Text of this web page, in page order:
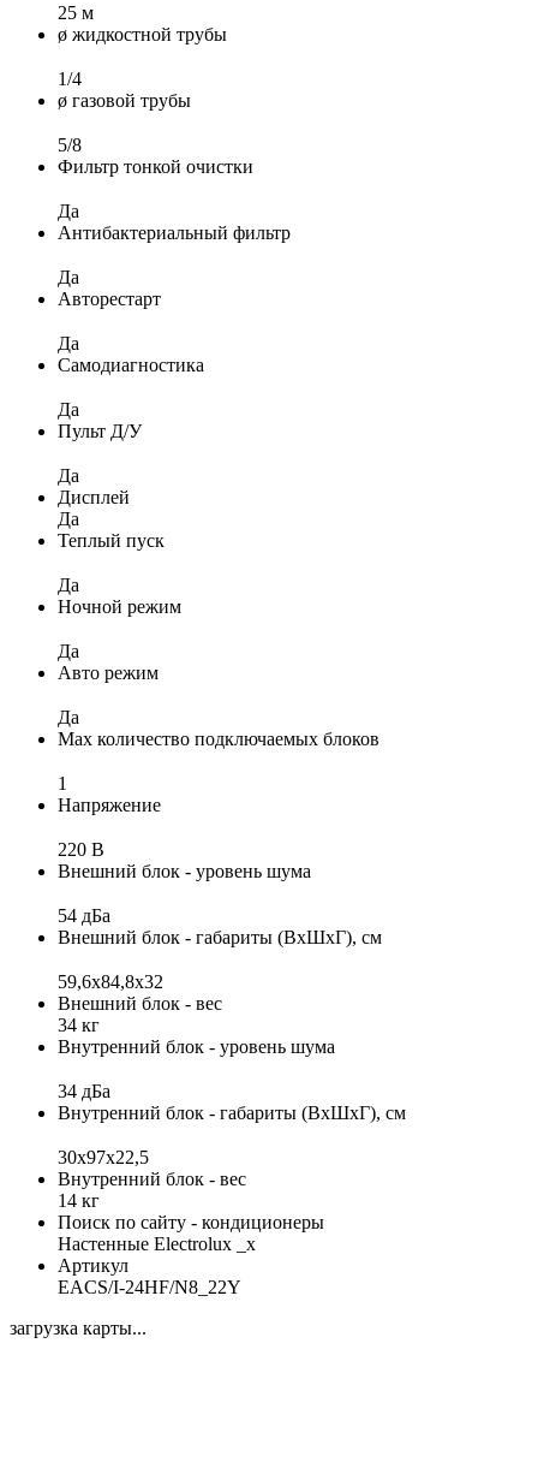
25 м
ø жидкостной трубы
1/4
ø газовой трубы
5/8
Фильтр тонкой очистки
Да
Антибактериальный фильтр
Да
Авторестарт
Да
Самодиагностика
Да
Пульт Д/У
Да
Дисплей
Да
Теплый пуск
Да
Ночной режим
Да
Авто режим
Да
Max количество подключаемых блоков
1
Напряжение
220 В
Внешний блок - уровень шума
54 дБа
Внешний блок - габариты (ВхШхГ), см
59,6x84,8x32
Внешний блок - вес
34 кг
Внутренний блок - уровень шума
34 дБа
Внутренний блок - габариты (ВхШхГ), см
30х97х22,5
Внутренний блок - вес
14 кг
Поиск по сайту - кондиционеры
Настенные Electrolux _x
Артикул
EACS/I-24HF/N8_22Y
загрузка карты...